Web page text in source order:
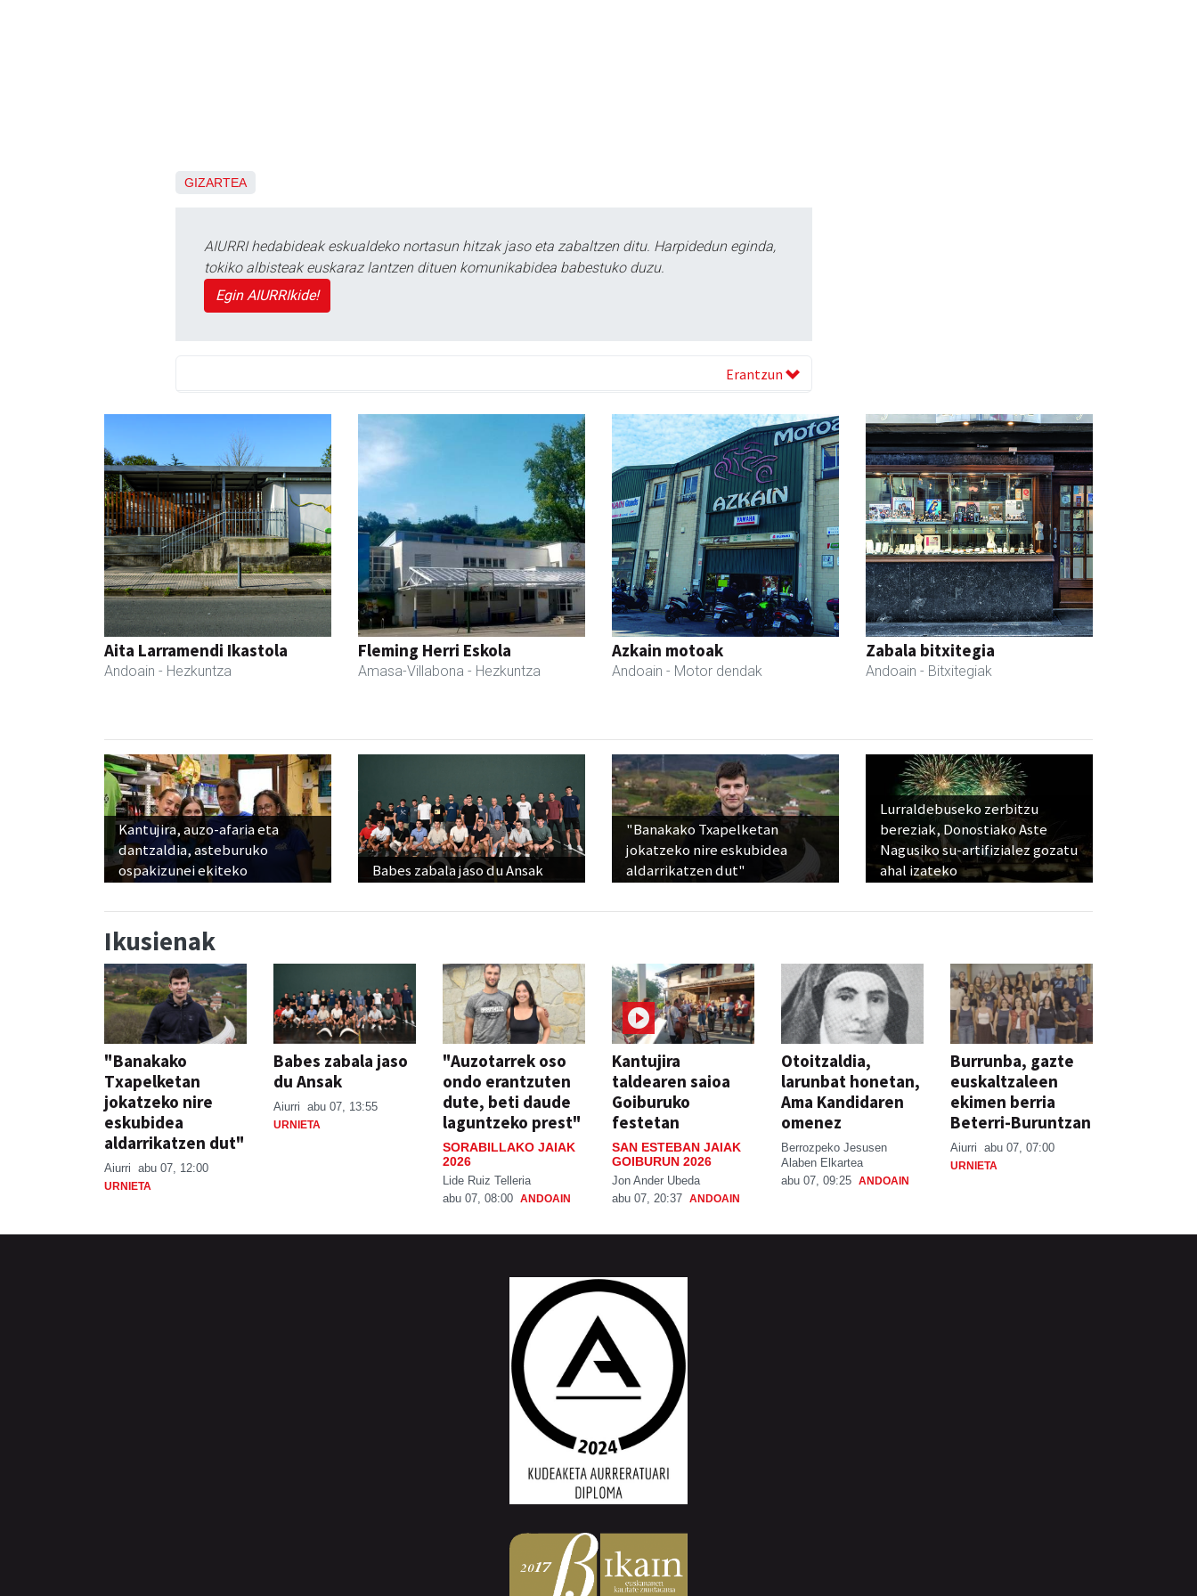
GIZARTEA
AIURRI hedabideak eskualdeko nortasun hitzak jaso eta zabaltzen ditu. Harpidedun eginda,
tokiko albisteak euskaraz lantzen dituen komunikabidea babestuko duzu.
Egin AIURRIkide!
Erantzun
Aita Larramendi Ikastola
Andoain - Hezkuntza
Fleming Herri Eskola
Amasa-Villabona - Hezkuntza
Azkain motoak
Andoain - Motor dendak
Zabala bitxitegia
Andoain - Bitxitegiak
Kantujira, auzo-afaria eta
dantzaldia, asteburuko
ospakizunei ekiteko
Babes zabala jaso du Ansak
"Banakako Txapelketan
jokatzeko nire eskubidea
aldarrikatzen dut"
Lurraldebuseko zerbitzu
bereziak, Donostiako Aste
Nagusiko su-artifizialez gozatu
ahal izateko
Ikusienak
"Banakako
Txapelketan
jokatzeko nire
eskubidea
aldarrikatzen dut"
Aiurri abu 07, 12:00
URNIETA
Babes zabala jaso
du Ansak
Aiurri abu 07, 13:55
URNIETA
"Auzotarrek oso
ondo erantzuten
dute, beti daude
laguntzeko prest"
SORABILLAKO JAIAK
2026
Lide Ruiz Telleria
abu 07, 08:00 ANDOAIN
Kantujira
taldearen saioa
Goiburuko
festetan
SAN ESTEBAN JAIAK
GOIBURUN 2026
Jon Ander Ubeda
abu 07, 20:37 ANDOAIN
Otoitzaldia,
larunbat honetan,
Ama Kandidaren
omenez
Berrozpeko Jesusen
Alaben Elkartea
abu 07, 09:25 ANDOAIN
Burrunba, gazte
euskaltzaleen
ekimen berria
Beterri-Buruntzan
Aiurri abu 07, 07:00
URNIETA